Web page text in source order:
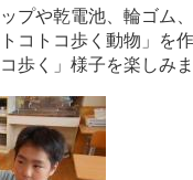
プや乾電池、輪ゴム
コトコ歩く動物」を作
歩く」様子を楽しみま